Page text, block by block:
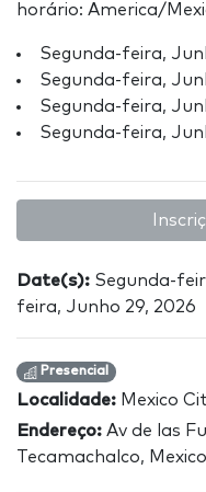
horário: America/
Segunda-feira,
Segunda-feira,
Segunda-feira,
Segunda-feira,
Date(s): Segunda-
feira, Junho 29, 2026
Presencial
Localidade: Mexico
Endereço: Av de las
Tecamachalco,